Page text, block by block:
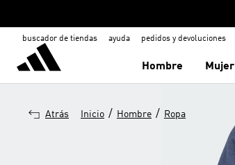
buscador de tiendas ayuda pedidos y devoluciones
Hombre Mujer
Atrás Inicio / Hombre / Ropa